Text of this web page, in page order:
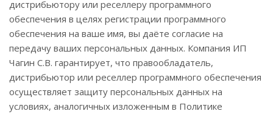
дистрибьютору или реселлеру программного
обеспечения в целях регистрации программного
обеспечения на ваше имя, вы даёте согласие на
передачу ваших персональных данных. Компания ИП
Чагин С.В. гарантирует, что правообладатель,
дистрибьютор или реселлер программного обеспечения
осуществляет защиту персональных данных на
условиях, аналогичных изложенным в Политике